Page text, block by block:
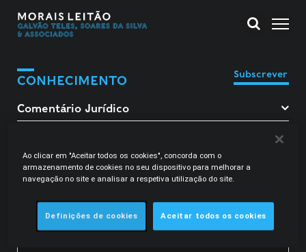
CONHECIMENTO Subscrever
Filtrar Comentário Jurídico
Francisco Cortez
Ao clicar em "Aceitar todos os cookies", concorda com o
armazenamento de cookies no seu dispositivo para melhorar a
navegação no site e analisar a respetiva utilização do site.
Definições de cookies Aceitar todos os cookies